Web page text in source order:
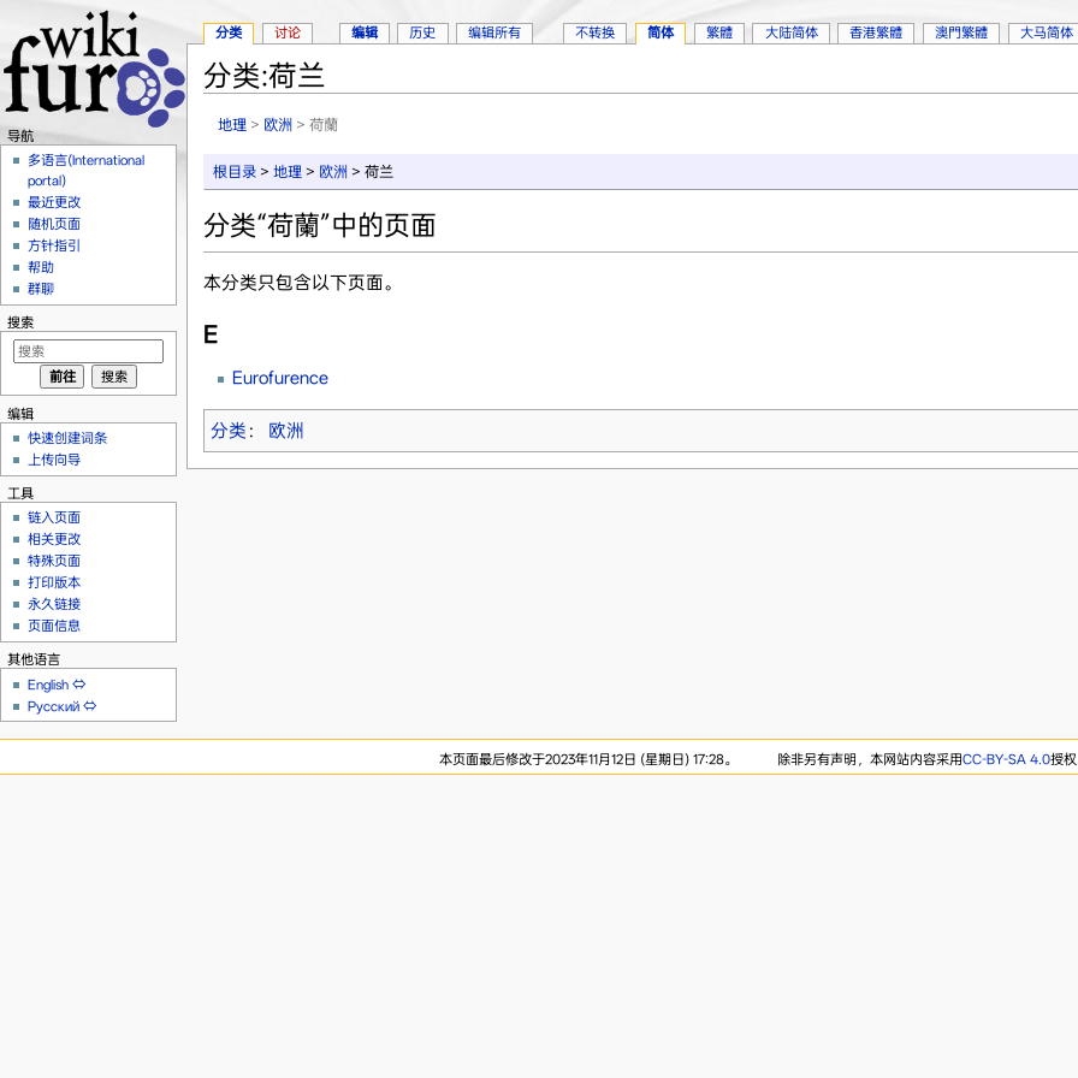
分类:荷兰
地理 > 欧洲 > 荷蘭
根目录 >地理 > 欧洲 > 荷兰
分类“荷蘭”中的页面
本分类只包含以下页面。
E
Eurofurence
分类 ： 欧洲
分类 讨论 编辑 历史 编辑所有 不转换 简体 繁體 大陆简体 香港繁體 澳門繁體 大马简体
导航
多语言(International
portal)
最近更改
随机页面
方针指引
帮助
群聊
搜索
编辑
快速创建词条
上传向导
工具
链入页面
相关更改
特殊页面
打印版本
永久链接
页面信息
其他语言
English ⇔
Русский ⇔
本页面最后修改于2023年11月12日 (星期日) 17:28。 除非另有声明，本网站内容采用CC-BY-SA 4.0授权